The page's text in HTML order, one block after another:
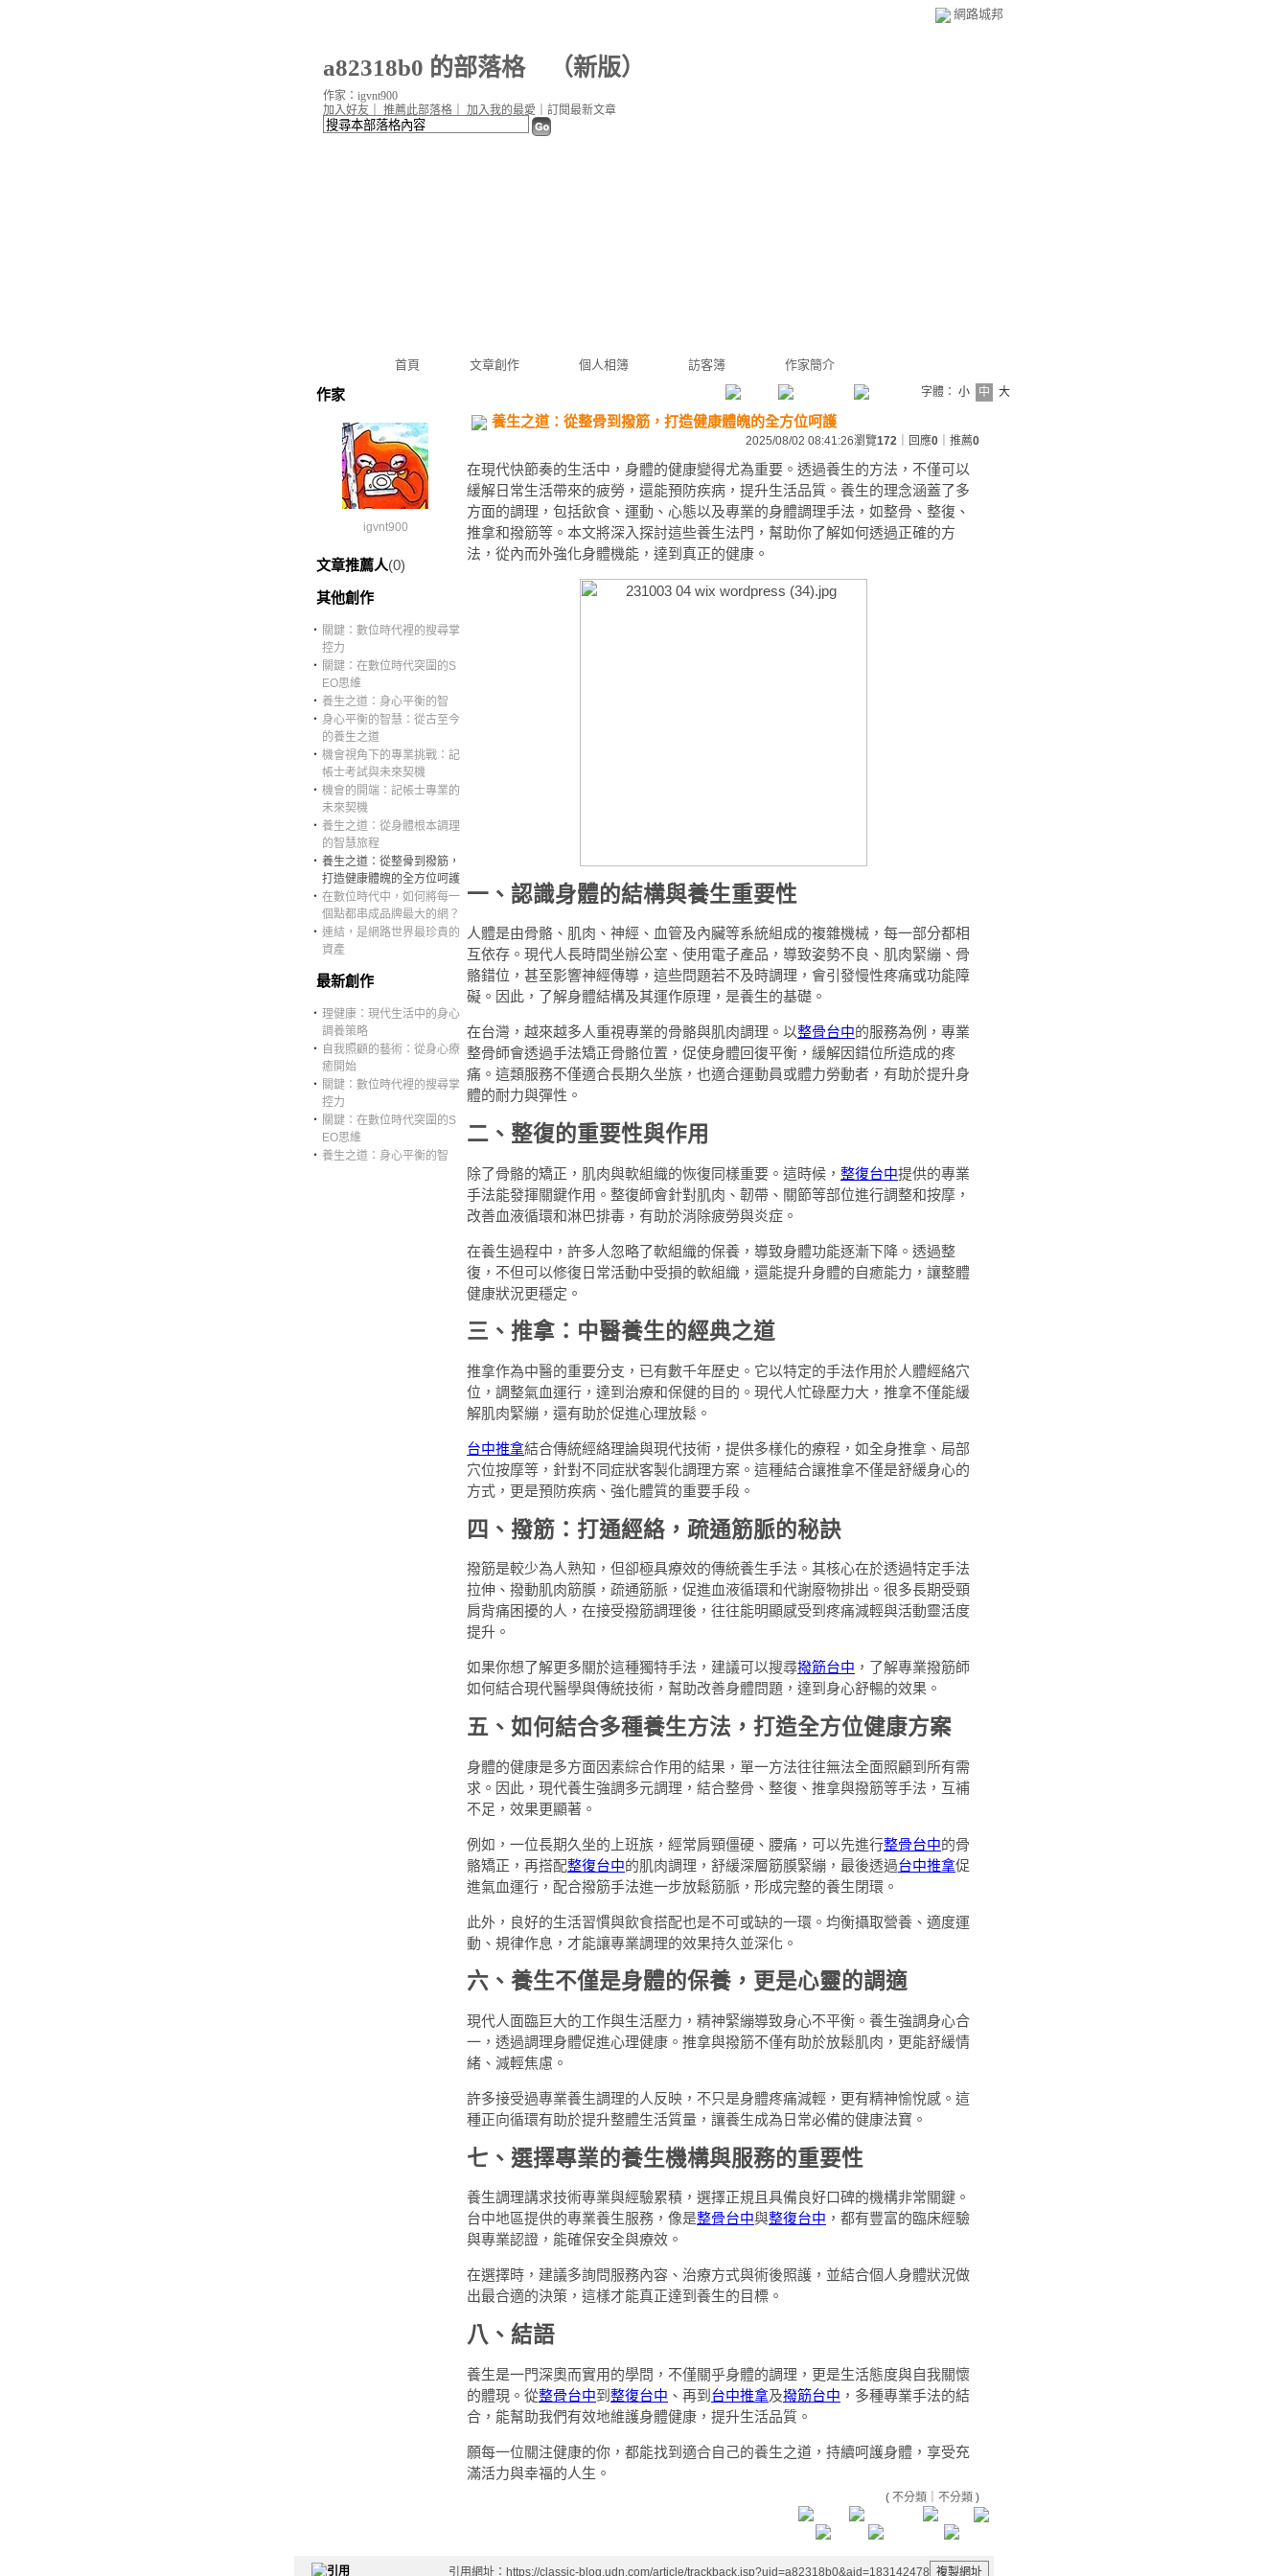
網路城邦
a82318b0 的部落格（新版）
首頁 文章創作 個人相簿 訪客簿 作家簡介
加入好友 推薦此部落格 加入我的最愛 訂閱最新文章
作家：igvnt900
作家
igvnt900
文章推薦人(0)
其他創作
‧ 關鍵：數位時代裡的搜尋掌
控力
‧ 關鍵：在數位時代突圍的S
EO思維
‧ 養生之道：身心平衡的智
‧ 身心平衡的智慧：從古至今
的養生之道
‧ 機會視角下的專業挑戰：記
帳士考試與未來契機
‧ 機會的開端：記帳士專業的
未來契機
‧ 養生之道：從身體根本調理
的智慧旅程
‧ 養生之道：從整骨到撥筋，
打造健康體魄的全方位呵護
‧ 在數位時代中，如何將每一
個點都串成品牌最大的網？
‧ 連結，是網路世界最珍貴的
資產
最新創作
‧ 理健康：現代生活中的身心
調養策略
‧ 自我照顧的藝術：從身心療
癒開始
‧ 關鍵：數位時代裡的搜尋掌
控力
‧ 關鍵：在數位時代突圍的S
EO思維
‧ 養生之道：身心平衡的智
字體： 小 中 大
養生之道：從整骨到撥筋，打造健康體魄的全方位呵護
2025/08/02 08:41:26瀏覽172 ｜回應0 ｜推薦0
在現代快節奏的生活中，身體的健康變得尤為重要。透過養生的方法，不僅可以
緩解日常生活帶來的疲勞，還能預防疾病，提升生活品質。養生的理念涵蓋了多
方面的調理，包括飲食、運動、心態以及專業的身體調理手法，如整骨、整復、
推拿和撥筋等。本文將深入探討這些養生法門，幫助你了解如何透過正確的方
法，從內而外強化身體機能，達到真正的健康。
一、認識身體的結構與養生重要性
人體是由骨骼、肌肉、神經、血管及內臟等系統組成的複雜機械，每一部分都相
互依存。現代人長時間坐辦公室、使用電子產品，導致姿勢不良、肌肉緊繃、骨
骼錯位，甚至影響神經傳導，這些問題若不及時調理，會引發慢性疼痛或功能障
礙。因此，了解身體結構及其運作原理，是養生的基礎。
在台灣，越來越多人重視專業的骨骼與肌肉調理。以整骨台中的服務為例，專業
整骨師會透過手法矯正骨骼位置，促使身體回復平衡，緩解因錯位所造成的疼
痛。這類服務不僅適合長期久坐族，也適合運動員或體力勞動者，有助於提升身
體的耐力與彈性。
二、整復的重要性與作用
除了骨骼的矯正，肌肉與軟組織的恢復同樣重要。這時候， 整復台中提供的專業
手法能發揮關鍵作用。整復師會針對肌肉、韌帶、關節等部位進行調整和按摩，
改善血液循環和淋巴排毒，有助於消除疲勞與炎症。
在養生過程中，許多人忽略了軟組織的保養，導致身體功能逐漸下降。透過整
復，不但可以修復日常活動中受損的軟組織，還能提升身體的自癒能力，讓整體
健康狀況更穩定。
三、推拿：中醫養生的經典之道
推拿作為中醫的重要分支，已有數千年歷史。它以特定的手法作用於人體經絡穴
位，調整氣血運行，達到治療和保健的目的。現代人忙碌壓力大，推拿不僅能緩
解肌肉緊繃，還有助於促進心理放鬆。
台中推拿結合傳統經絡理論與現代技術，提供多樣化的療程，如全身推拿、局部
穴位按摩等，針對不同症狀客製化調理方案。這種結合讓推拿不僅是舒緩身心的
方式，更是預防疾病、強化體質的重要手段。
四、撥筋：打通經絡，疏通筋脈的秘訣
撥筋是較少為人熟知，但卻極具療效的傳統養生手法。其核心在於透過特定手法
拉伸、撥動肌肉筋膜，疏通筋脈，促進血液循環和代謝廢物排出。很多長期受頸
肩背痛困擾的人，在接受撥筋調理後，往往能明顯感受到疼痛減輕與活動靈活度
提升。
如果你想了解更多關於這種獨特手法，建議可以搜尋撥筋台中 ，了解專業撥筋師
如何結合現代醫學與傳統技術，幫助改善身體問題，達到身心舒暢的效果。
五、如何結合多種養生方法，打造全方位健康方案
身體的健康是多方面因素綜合作用的結果，單一方法往往無法全面照顧到所有需
求。因此，現代養生強調多元調理，結合整骨、整復、推拿與撥筋等手法，互補
不足，效果更顯著。
例如，一位長期久坐的上班族，經常肩頸僵硬、腰痛，可以先進行整骨台中的骨
骼矯正，再搭配整復台中的肌肉調理，舒緩深層筋膜緊繃，最後透過台中推拿促
進氣血運行，配合撥筋手法進一步放鬆筋脈，形成完整的養生閉環。
此外，良好的生活習慣與飲食搭配也是不可或缺的一環。均衡攝取營養、適度運
動、規律作息，才能讓專業調理的效果持久並深化。
六、養生不僅是身體的保養，更是心靈的調適
現代人面臨巨大的工作與生活壓力，精神緊繃導致身心不平衡。養生強調身心合
一，透過調理身體促進心理健康。推拿與撥筋不僅有助於放鬆肌肉，更能舒緩情
緒、減輕焦慮。
許多接受過專業養生調理的人反映，不只是身體疼痛減輕，更有精神愉悅感。這
種正向循環有助於提升整體生活質量，讓養生成為日常必備的健康法寶。
七、選擇專業的養生機構與服務的重要性
養生調理講求技術專業與經驗累積，選擇正規且具備良好口碑的機構非常關鍵。
台中地區提供的專業養生服務，像是整骨台中與整復台中 ，都有豐富的臨床經驗
與專業認證，能確保安全與療效。
在選擇時，建議多詢問服務內容、治療方式與術後照護，並結合個人身體狀況做
出最合適的決策，這樣才能真正達到養生的目標。
八、結語
養生是一門深奧而實用的學問，不僅關乎身體的調理，更是生活態度與自我關懷
的體現。從整骨台中到 整復台中 、再到 台中推拿及撥筋台中 ，多種專業手法的結
合，能幫助我們有效地維護身體健康，提升生活品質。
願每一位關注健康的你，都能找到適合自己的養生之道，持續呵護身體，享受充
滿活力與幸福的人生。
( 不分類 不分類 )
引用網址：https://classic-blog.udn.com/article/trackback.jsp?uid=a82318b0&aid=183142478